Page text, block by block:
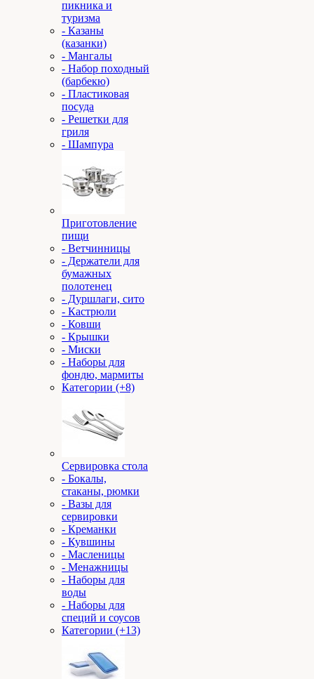
пикника и
туризма
- Казаны
(казанки)
- Мангалы
- Набор походный
(барбекю)
- Пластиковая
посуда
- Решетки для
гриля
- Шампура
Приготовление
пищи
- Ветчинницы
- Держатели для
бумажных
полотенец
- Дуршлаги, сито
- Кастрюли
- Ковши
- Крышки
- Миски
- Наборы для
фондю, мармиты
Категории (+8)
Сервировка стола
- Бокалы,
стаканы, рюмки
- Вазы для
сервировки
- Креманки
- Кувшины
- Масленицы
- Менажницы
- Наборы для
воды
- Наборы для
специй и соусов
Категории (+13)